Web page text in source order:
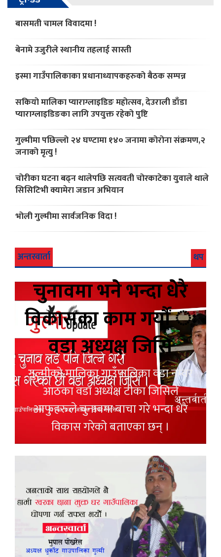
बासमती चामल विवादमा !
बेनामे उजुरीले स्थानीय तहलाई सास्ती
इस्मा गाउँपालिकाका प्रधानाध्यापकहरुको बैठक सम्पन्न
सकियो मालिका प्याराग्लाइडिङ महोत्सव, देउराली डाँडा
प्याराग्लाइडिङका लागि उपयुक्त रहेको पुष्टि
गुल्मीमा पछिल्लो २४ घण्टामा १४० जनामा कोरोना संक्रमण,२
जनाको मृत्यु !
चोरीका घटना बढ्न थालेपछि सत्यवती चोरकाटेका युवाले थाले
सिसिटिभी क्यामेरा जडान अभियान
भोली गुल्मीमा सार्वजनिक विदा !
अन्तरवार्ता थप
चुनावमा भने भन्दा धेरै
विकासका काम गर्यौं ः
वडा अध्यक्ष जिसि
गुल्मीको मालिका गाउँपालिका वडा नम्वर
आठका वडा अध्यक्ष टीका जिसिले
आफुहरुले चुनावमा बाचा गरे भन्दा धेरै
विकास गरेको बताएका छन् ।